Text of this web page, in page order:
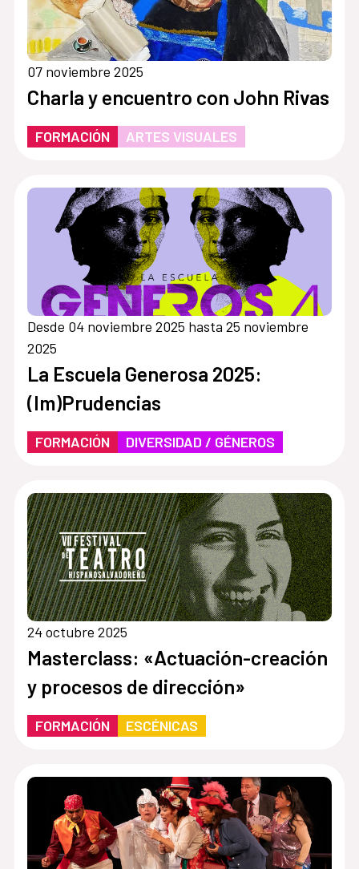
07 noviembre 2025
Charla y encuentro con John Rivas
FORMACIÓN ARTES VISUALES
Desde 04 noviembre 2025 hasta 25 noviembre
2025
La Escuela Generosa 2025:
(Im)Prudencias
FORMACIÓN DIVERSIDAD / GÉNEROS
24 octubre 2025
Masterclass: «Actuación-creación
y procesos de dirección»
FORMACIÓN ESCÉNICAS